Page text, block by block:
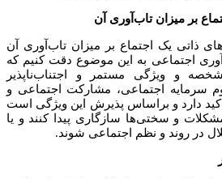
بر میزان تاب‌آوری آن
ذاتی یک اجتماع بر میزان تاب‌آوری آن
اجتماعی به این موضوع دقت کنیم که
و ویژگی مستمر و اجتناب‌ناپذیر
سرمایه اجتماعی، مشارکت اجتماعی و
دارد و براساس پذیرش این ویژگی است
و سختی‌ها سازگاری پیدا کنند و یا
در روند و نظم اجتماعی شوند.